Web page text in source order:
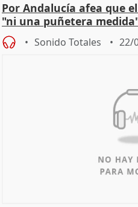
Por Andalucía afea que
"ni una puñetera
machista
Sonido Totales 22/